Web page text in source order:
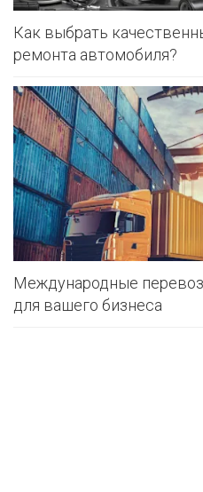
Как выбрать
ремонта автомобиля?
Международные
для вашего бизнеса